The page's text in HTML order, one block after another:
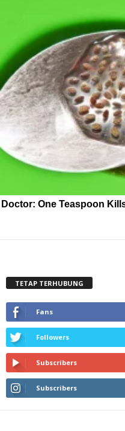
Doctor: One Teaspoon
TETAP TERHUBUNG
Fans
Followers
Subscribers
Subscribers